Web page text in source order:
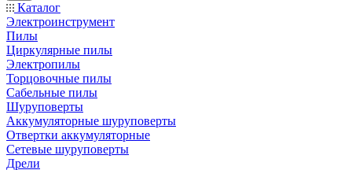
Каталог
Электроинструмент
Пилы
Циркулярные пилы
Электропилы
Торцовочные пилы
Сабельные пилы
Шуруповерты
Аккумуляторные шуруповерты
Отвертки аккумуляторные
Сетевые шуруповерты
Дрели